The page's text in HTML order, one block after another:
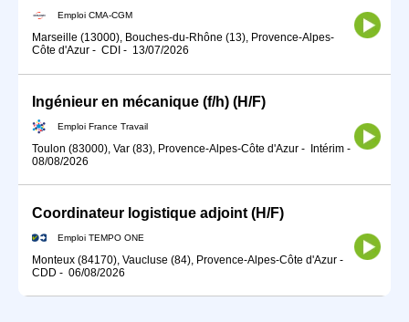
Emploi CMA-CGM
Marseille (13000), Bouches-du-Rhône (13), Provence-Alpes-
Côte d'Azur - CDI - 13/07/2026
Ingénieur en mécanique (f/h) (H/F)
Emploi France Travail
Toulon (83000), Var (83), Provence-Alpes-Côte d'Azur - Intérim -
08/08/2026
Coordinateur logistique adjoint (H/F)
Emploi TEMPO ONE
Monteux (84170), Vaucluse (84), Provence-Alpes-Côte d'Azur -
CDD - 06/08/2026